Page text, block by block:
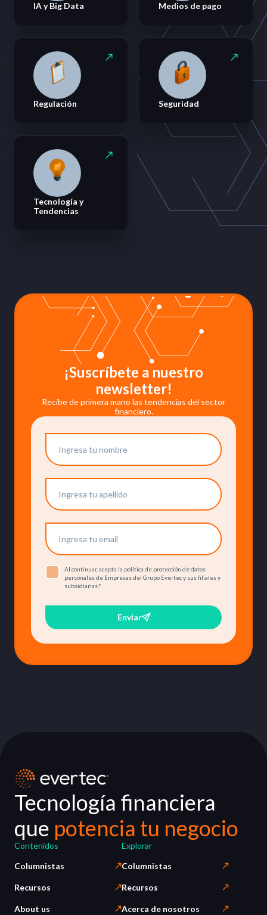
IA y Big Data Medios de pago
Regulación Seguridad
Tecnología y
Tendencias
¡Suscríbete a nuestro
newsletter!
Recibe de primera mano las tendencias del sector
financiero.
Al continuar, acepta la política de protección de datos
personales de Empresas del Grupo Evertec y sus filiales y
subsidiarias.*
Enviar
Tecnología financiera
que potencia tu negocio
Contenidos
Columnistas
Recursos
About us
Explorar
Columnistas
Recursos
Acerca de nosotros